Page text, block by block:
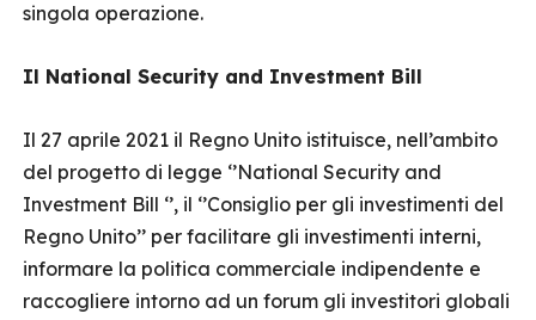
singola operazione.
Il National Security and Investment Bill
Il 27 aprile 2021 il Regno Unito istituisce, nell’ambito
del progetto di legge ‘’National Security and
Investment Bill ‘’, il ‘’Consiglio per gli investimenti del
Regno Unito’’ per facilitare gli investimenti interni,
informare la politica commerciale indipendente e
raccogliere intorno ad un forum gli investitori globali